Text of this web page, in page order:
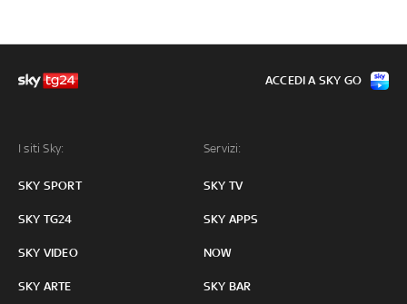
I siti Sky:
SKY SPORT
SKY TG24
SKY VIDEO
SKY ARTE
Servizi:
SKY TV
SKY APPS
NOW
SKY BAR
ACCEDI A SKY GO